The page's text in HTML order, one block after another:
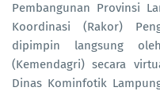
Pembangunan Provinsi
Koordinasi (Rakor)
dipimpin langsung
(Kemendagri) secara
Dinas Kominfotik